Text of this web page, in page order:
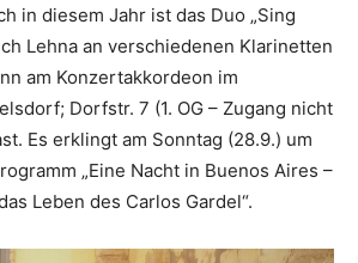
in diesem Jahr ist das Duo „Sing
Lehna an verschiedenen Klarinetten
am Konzertakkordeon im
Dorfstr. 7 (1. OG – Zugang nicht
Es erklingt am Sonntag (28.9.) um
„Eine Nacht in Buenos Aires –
Leben des Carlos Gardel“.